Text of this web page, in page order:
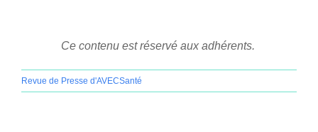
Ce contenu est réservé aux adhérents.
Revue de Presse d'AVECSanté